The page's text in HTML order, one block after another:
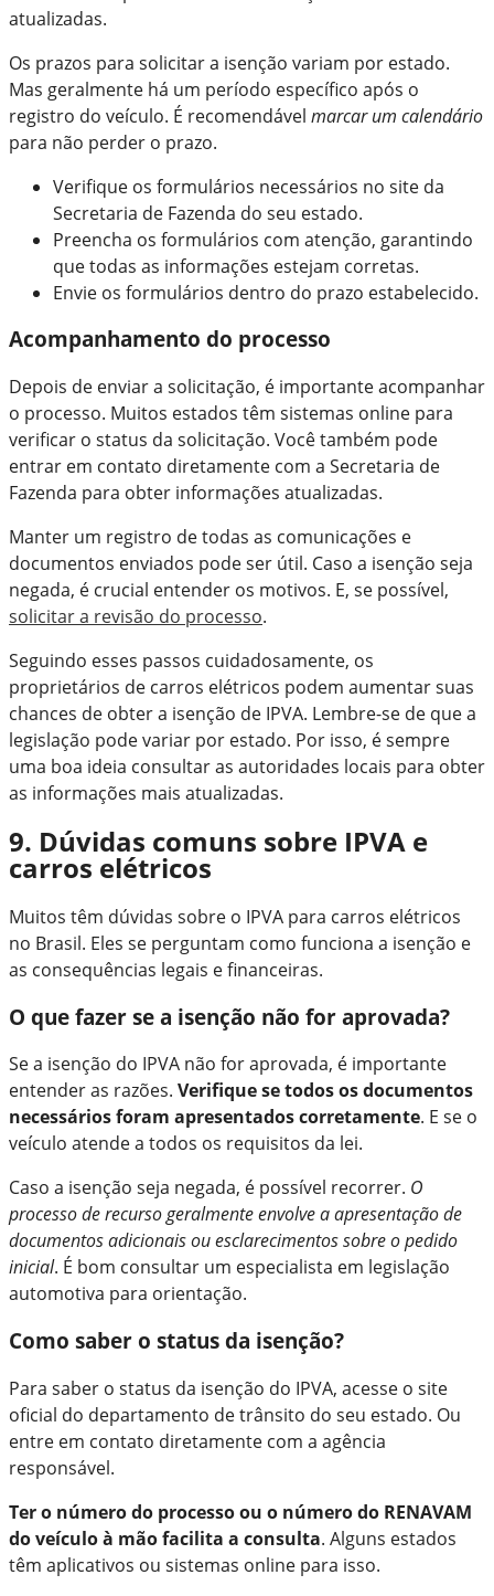
atualizadas.
Os prazos para solicitar a isenção variam por estado.
Mas geralmente há um período específico após o
registro do veículo. É recomendável marcar um calendário
para não perder o prazo.
Verifique os formulários necessários no site da
Secretaria de Fazenda do seu estado.
Preencha os formulários com atenção, garantindo
que todas as informações estejam corretas.
Envie os formulários dentro do prazo estabelecido.
Acompanhamento do processo
Depois de enviar a solicitação, é importante acompanhar
o processo. Muitos estados têm sistemas online para
verificar o status da solicitação. Você também pode
entrar em contato diretamente com a Secretaria de
Fazenda para obter informações atualizadas.
Manter um registro de todas as comunicações e
documentos enviados pode ser útil. Caso a isenção seja
negada, é crucial entender os motivos. E, se possível,
solicitar a revisão do processo.
Seguindo esses passos cuidadosamente, os
proprietários de carros elétricos podem aumentar suas
chances de obter a isenção de IPVA. Lembre-se de que a
legislação pode variar por estado. Por isso, é sempre
uma boa ideia consultar as autoridades locais para obter
as informações mais atualizadas.
9. Dúvidas comuns sobre IPVA e
carros elétricos
Muitos têm dúvidas sobre o IPVA para carros elétricos
no Brasil. Eles se perguntam como funciona a isenção e
as consequências legais e financeiras.
O que fazer se a isenção não for aprovada?
Se a isenção do IPVA não for aprovada, é importante
entender as razões. Verifique se todos os documentos
necessários foram apresentados corretamente. E se o
veículo atende a todos os requisitos da lei.
Caso a isenção seja negada, é possível recorrer. O
processo de recurso geralmente envolve a apresentação de
documentos adicionais ou esclarecimentos sobre o pedido
inicial. É bom consultar um especialista em legislação
automotiva para orientação.
Como saber o status da isenção?
Para saber o status da isenção do IPVA, acesse o site
oficial do departamento de trânsito do seu estado. Ou
entre em contato diretamente com a agência
responsável.
Ter o número do processo ou o número do RENAVAM
do veículo à mão facilita a consulta. Alguns estados
têm aplicativos ou sistemas online para isso.